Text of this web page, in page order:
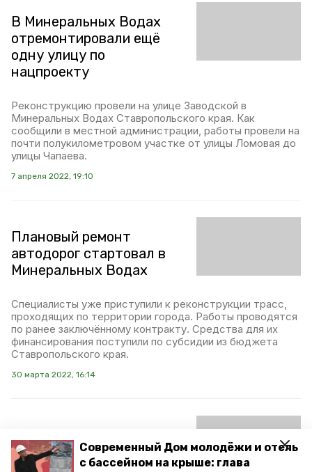
Современный Дом молодёжи и отель
с бассейном на крыше: глава
В Минеральных Водах
отремонтировали ещё
одну улицу по
нацпроекту
Реконструкцию провели на улице Заводской в
Минеральных Водах Ставропольского края. Как
сообщили в местной администрации, работы провели на
почти полукилометровом участке от улицы Ломовая до
улицы Чапаева.
7 апреля 2022, 19:10
Плановый ремонт
автодорог стартовал в
Минеральных Водах
Специалисты уже приступили к реконструкции трасс,
проходящих по территории города. Работы проводятся
по ранее заключённому контракту. Средства для их
финансирования поступили по субсидии из бюджета
Ставропольского края.
30 марта 2022, 16:14
минераловодского
путепровода выполнили